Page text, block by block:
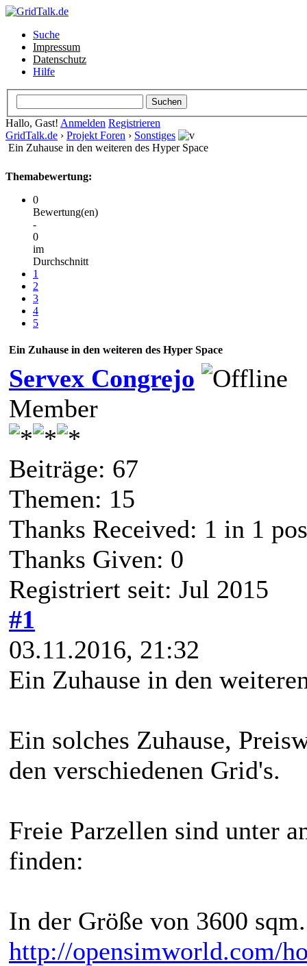
Suche
Impressum
Datenschutz
Hilfe
Hallo, Gast! Anmelden Registrieren
GridTalk.de › Projekt Foren › Sonstiges
Ein Zuhause in den weiteren des Hyper Space
Themabewertung:
0
Bewertung(en)
-
0
im
Durchschnitt
1
2
3
4
5
Ein Zuhause in den weiteren des Hyper Space
Servex Congrejo
Member
Beiträge: 67
Themen: 15
Thanks Received: 1 in 1
Thanks Given: 0
Registriert seit: Jul 2015
#1
03.11.2016, 21:32
Ein Zuhause in den
Ein solches Zuhause,
den verschiedenen Grid's.
Freie Parzellen sind unter
finden:
In der Größe von 3600
http://opensimworld.com/